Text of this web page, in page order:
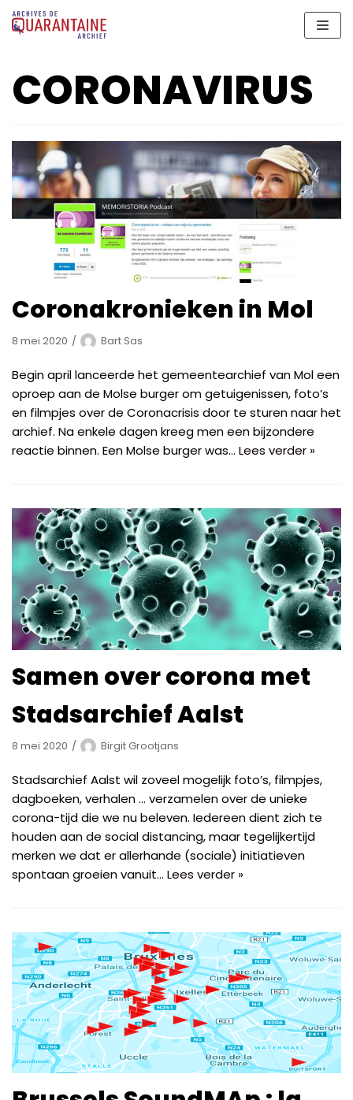
Meteen
naar
inhoud
CORONAVIRUS
Coronakronieken in Mol
8 mei 2020 Bart Sas
Begin april lanceerde het gemeentearchief van Mol een
oproep aan de Molse burger om getuigenissen, foto’s
en filmpjes over de Coronacrisis door te sturen naar het
archief. Na enkele dagen kreeg men een bijzondere
reactie binnen. Een Molse burger was… Lees verder »
Samen over corona met
Stadsarchief Aalst
8 mei 2020 Birgit Grootjans
Stadsarchief Aalst wil zoveel mogelijk foto’s, filmpjes,
dagboeken, verhalen … verzamelen over de unieke
corona-tijd die we nu beleven. Iedereen dient zich te
houden aan de social distancing, maar tegelijkertijd
merken we dat er allerhande (sociale) initiatieven
spontaan groeien vanuit… Lees verder »